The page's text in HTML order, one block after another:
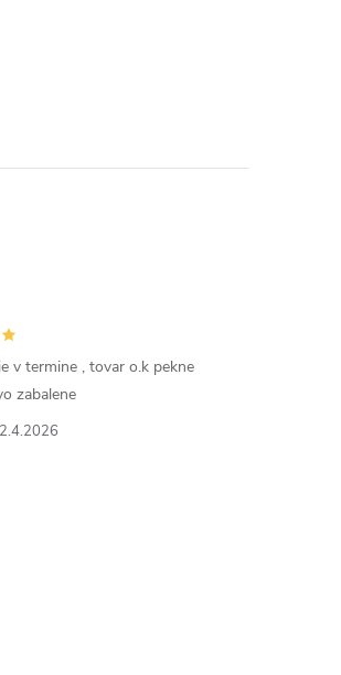
2.4.2026
v termine , tovar o.k pekne
zabalene